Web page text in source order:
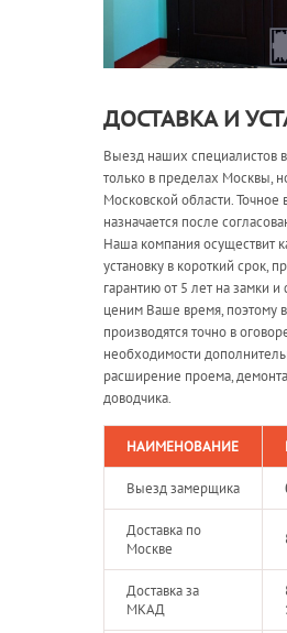
ДОСТАВКА И
Выезд наших специалистов
только в пределах Москвы,
Московской области. Точное
назначается после
Наша компания осуществит
установку в короткий срок,
гарантию от 5 лет на замки
ценим Ваше время, поэтому
производятся точно в
необходимости
расширение проема,
доводчика.
НАИМЕНОВАНИЕ
Выезд замерщика
Доставка по
Москве
Доставка за
МКАД